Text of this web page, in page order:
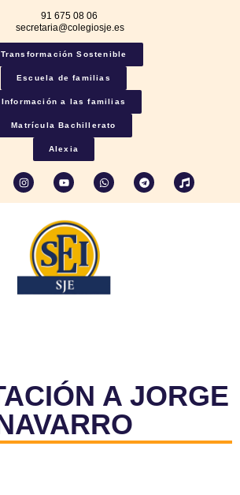
91 675 08 06
secretaria@colegiosje.es
Transformación Sostenible
Escuela de familias
Información a las familias
Matrícula Bachillerato
Alexia
A JORGE